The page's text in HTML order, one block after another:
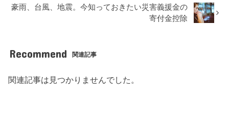
豪雨、台風、地震。今知っておきたい災害義援金の
寄付金控除
Recommend 関連記事
関連記事は見つかりませんでした。